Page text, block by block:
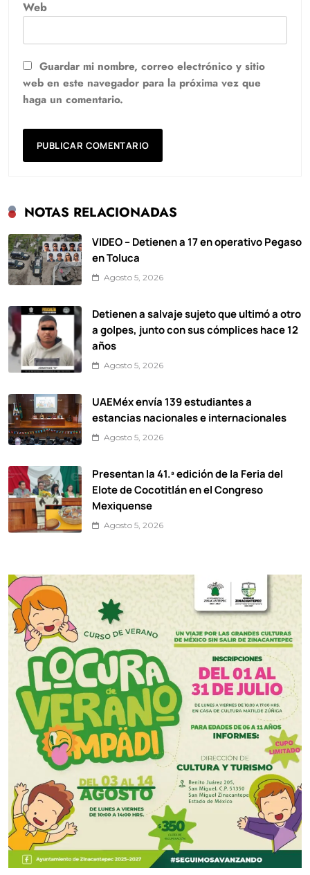
Web
Guardar mi nombre, correo electrónico y sitio
web en este navegador para la próxima vez que
haga un comentario.
NOTAS RELACIONADAS
VIDEO – Detienen a 17 en operativo Pegaso
en Toluca
Agosto 5, 2026
Detienen a salvaje sujeto que ultimó a otro
a golpes, junto con sus cómplices hace 12
años
Agosto 5, 2026
UAEMéx envía 139 estudiantes a
estancias nacionales e internacionales
Agosto 5, 2026
Presentan la 41.ª edición de la Feria del
Elote de Cocotitlán en el Congreso
Mexiquense
Agosto 5, 2026